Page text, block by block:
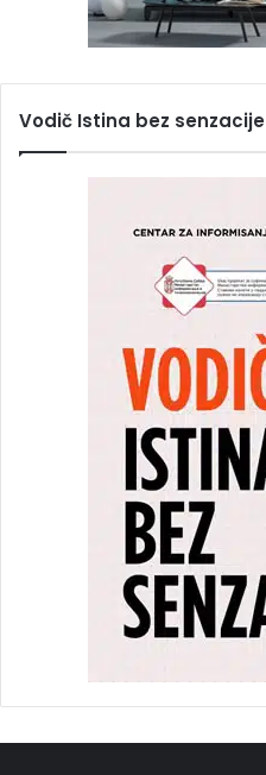
Vodič Istina bez senzacije